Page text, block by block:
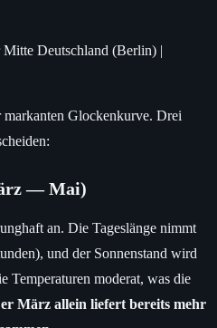
Deutschland (Berlin) |
Glockenkurve. Drei
— Mai)
an. Die Tageslänge nimmt
und der Sonnenstand wird
Temperaturen moderat, was die
März allein liefert bereits mehr